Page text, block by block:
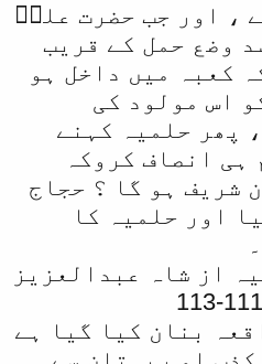
، اور جب حضرت علیؓ
وضع حمل کے قریب
کعبہ میں داخل ہو
اس مولود کی
پھر حلمیہ کہنے
ہی انصاف کروکہ
شریف ہو گا ؟ حجاج
اور حلمیہ کا
از شاہ عبدالعزیز
بنان کیا گیا ہے